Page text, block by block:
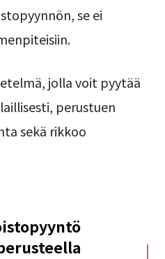
se ei
jolla voit pyytää
perustuen
sekä rikkoo